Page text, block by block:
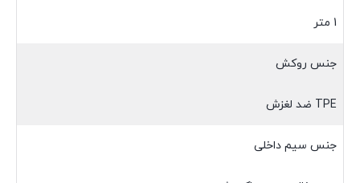
1 متر
جنس روکش
TPE ضد لغزش
جنس سیم داخلی